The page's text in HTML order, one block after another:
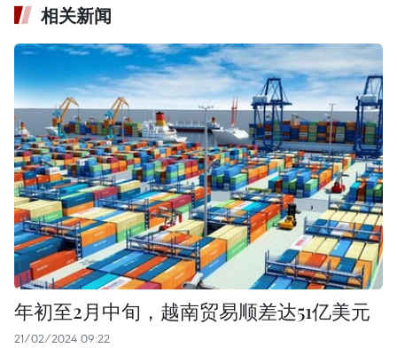
相关新闻
年初至2月中旬，越南贸易顺差达51亿美元
21/02/2024 09:22